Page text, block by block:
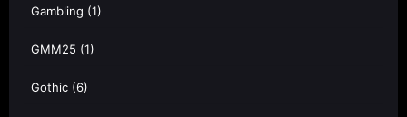
Gambling (1)
GMM25 (1)
Gothic (6)